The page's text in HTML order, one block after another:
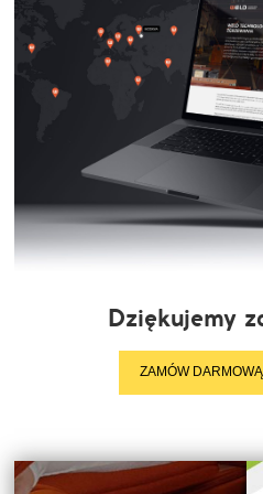
Dziękujemy
ZAMÓW